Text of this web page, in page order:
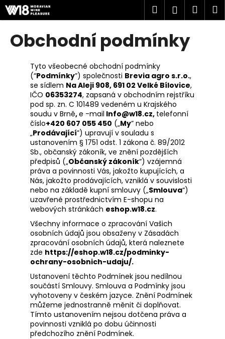
Přejít
na
obsah
Hledat
Obchodní podmínky
Tyto všeobecné obchodní podmínky
(“Podmínky”) společnosti Brevia agro s.r.o.,
se sídlem Na Aleji 908, 691 02 Velké Bílovice,
IČO 06353274, zapsaná v obchodním rejstříku
pod sp. zn. C 101489 vedeném u Krajského
soudu v Brně,e -mail Info@w18.cz, telefonní
číslo+420 607 055 450 („My” nebo
„Prodávající”) upravují v souladu s
ustanovením § 1751 odst. 1 zákona č. 89/2012
Sb., občanský zákoník, ve znění pozdějších
předpisů („Občanský zákoník“) vzájemná
práva a povinnosti Vás, jakožto kupujících, a
Nás, jakožto prodávajících, vzniklá v souvislosti
nebo na základě kupní smlouvy („Smlouva“)
uzavřené prostřednictvím E-shopu na
webových stránkách eshop.w18.cz.
Všechny informace o zpracování Vašich
osobních údajů jsou obsaženy v Zásadách
zpracování osobních údajů, která naleznete
zde https://eshop.w18.cz/podminky-
ochrany-osobnich-udaju/.
Ustanovení těchto Podmínek jsou nedílnou
součástí Smlouvy. Smlouva a Podmínky jsou
vyhotoveny v českém jazyce. Znění Podmínek
můžeme jednostranně měnit či doplňovat.
Tímto ustanovením nejsou dotčena práva a
povinnosti vzniklá po dobu účinnosti
předchozího znění Podmínek.
K
o